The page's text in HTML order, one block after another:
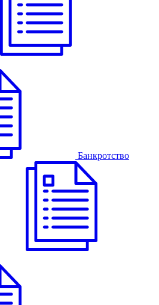
Банкротство